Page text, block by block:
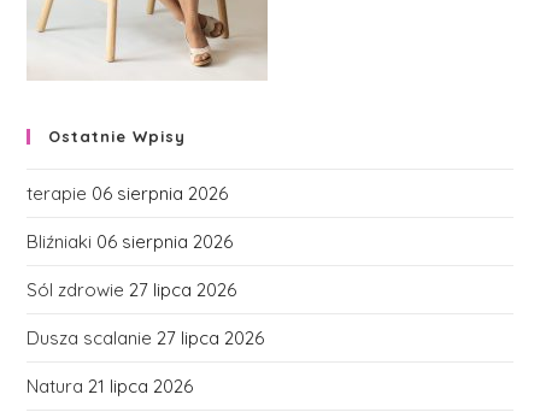
Ostatnie Wpisy
terapie 06 sierpnia 2026
Bliźniaki 06 sierpnia 2026
Sól zdrowie 27 lipca 2026
Dusza scalanie 27 lipca 2026
Natura 21 lipca 2026